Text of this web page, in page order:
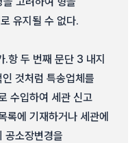
유지될 수 없다.
.항 두 번째 문단 3 내지
것처럼 특송업체를
수입하여 세관 신고
록에 기재하거나 세관에
공소장변경을